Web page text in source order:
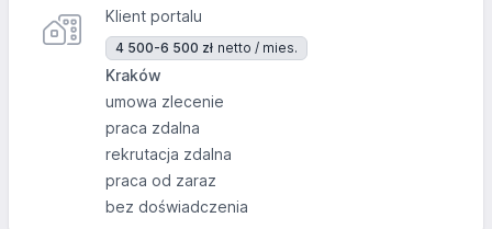
Klient portalu
4 500-6 500 zł netto / mies.
Kraków
umowa zlecenie
praca zdalna
rekrutacja zdalna
praca od zaraz
bez doświadczenia